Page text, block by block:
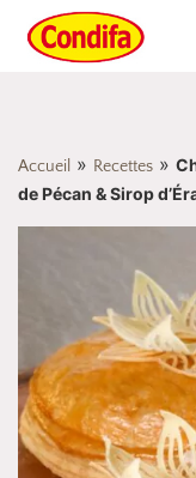
Accueil » Recettes »
de Pécan & Sirop